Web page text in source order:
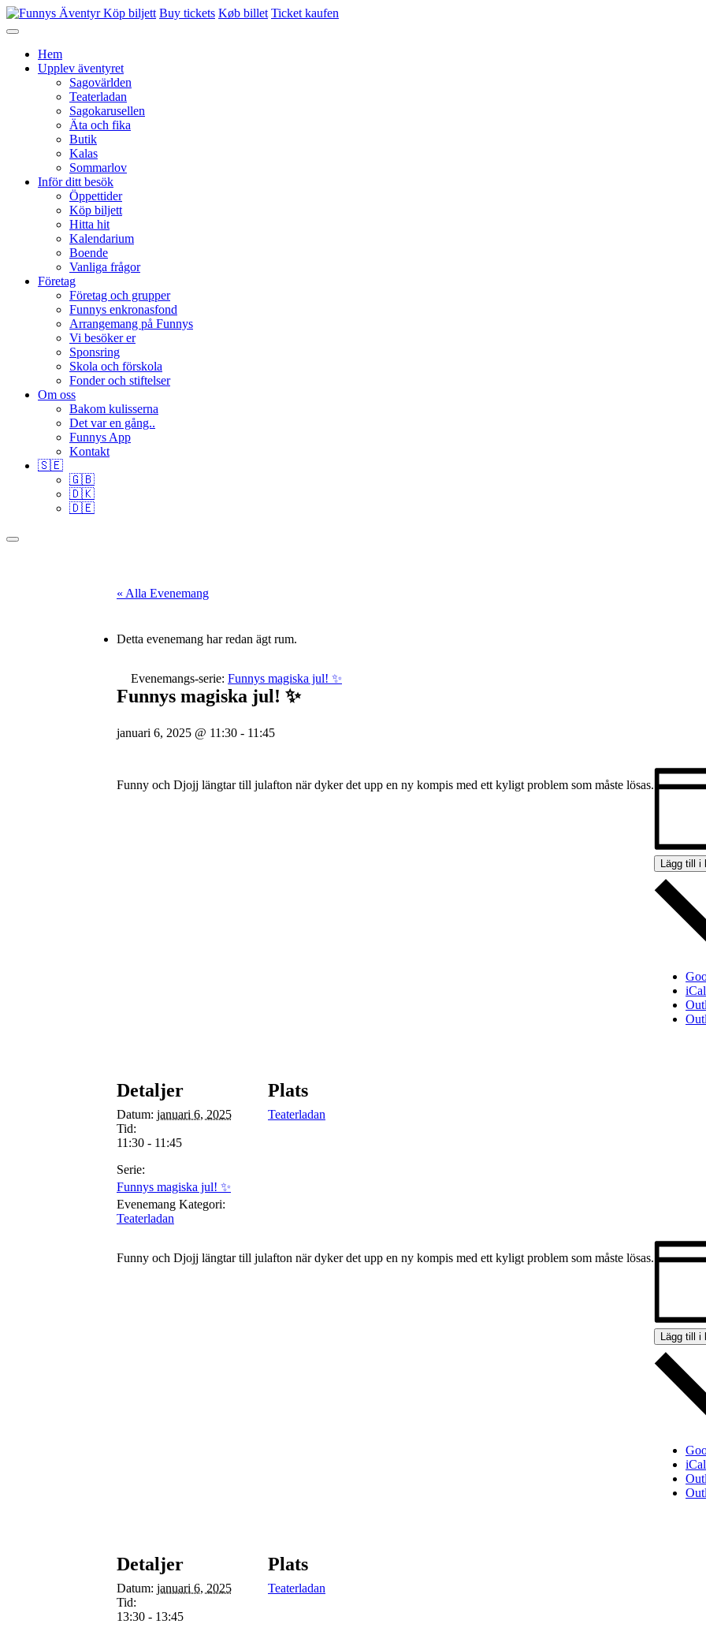
Köp biljett Buy tickets Køb billet Ticket kaufen
Hem
Upplev äventyret
Sagovärlden
Teaterladan
Sagokarusellen
Äta och fika
Butik
Kalas
Sommarlov
Inför ditt besök
Öppettider
Köp biljett
Hitta hit
Kalendarium
Boende
Vanliga frågor
Företag
Företag och grupper
Funnys enkronasfond
Arrangemang på Funnys
Vi besöker er
Sponsring
Skola och förskola
Fonder och stiftelser
Om oss
Bakom kulisserna
Det var en gång..
Funnys App
Kontakt
🇸🇪
🇬🇧
🇩🇰
🇩🇪
« Alla Evenemang
Detta evenemang har redan ägt rum.
Evenemangs-serie: Funnys magiska jul! ✨
Funnys magiska jul! ✨
januari 6, 2025 @ 11:30 - 11:45
Funny och Djojj längtar till julafton när dyker det upp en ny kompis med ett kyligt problem som måste lösas.
Lägg till i
Detaljer
Datum: januari 6, 2025
Tid:
11:30 - 11:45
Serie:
Funnys magiska jul! ✨
Evenemang Kategori:
Teaterladan
Plats
Teaterladan
Funny och Djojj längtar till julafton när dyker det upp en ny kompis med ett kyligt problem som måste lösas.
Lägg till i
Detaljer
Datum: januari 6, 2025
Tid:
13:30 - 13:45
Plats
Teaterladan